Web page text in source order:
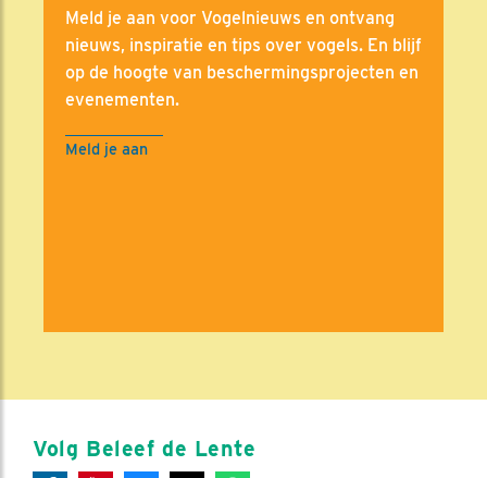
Meld je aan voor Vogelnieuws en ontvang
nieuws, inspiratie en tips over vogels. En blijf
op de hoogte van beschermingsprojecten en
evenementen.
Meld je aan
Volg Beleef de Lente